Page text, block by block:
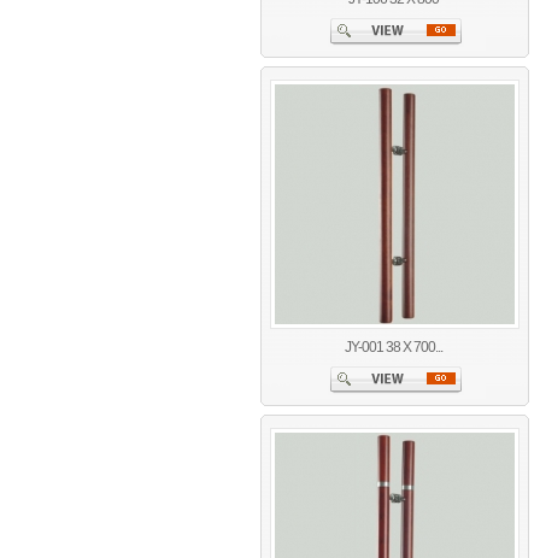
JY-001 38 X 700...